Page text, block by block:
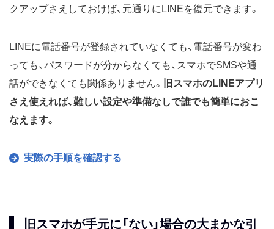
クアップさえしておけば、元通りにLINEを復元できます。
LINEに電話番号が登録されていなくても、電話番号が変わ
っても、パスワードが分からなくても、スマホでSMSや通
話ができなくても関係ありません。
旧スマホのLINEアプリ
さえ使えれば、難しい設定や準備なしで誰でも簡単におこ
なえます。
実際の手順を確認する
旧スマホが手元に「ない」場合の大まかな引